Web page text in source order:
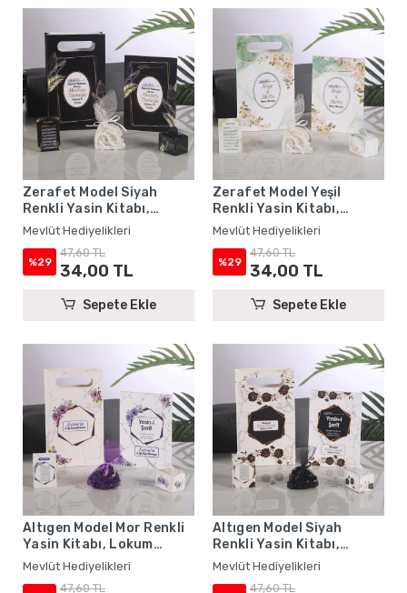
Zerafet Model Siyah
Renkli Yasin Kitabı,
Lokum Kutusu, Magnet,
Karton Çanta ve Tesbih -
Mevlüt Hediyelikleri
Mevlüt Hediyelikleri
%29
47,60 TL
34,00 TL
Sepete Ekle
Zerafet Model Yeşil
Renkli Yasin Kitabı,
Lokum Kutusu, Magnet,
Karton Çanta ve Tesbih -
Mevlüt Hediyelikleri
Mevlüt Hediyelikleri
%29
47,60 TL
34,00 TL
Sepete Ekle
Altıgen Model Mor Renkli
Yasin Kitabı, Lokum
Kutusu, Magnet, Karton
Çanta ve Tesbih - Mevlüt
Mevlüt Hediyelikleri
47,60 TL
Altıgen Model Siyah
Renkli Yasin Kitabı,
Lokum Kutusu, Magnet,
Karton Çanta ve Tesbih -
Mevlüt Hediyelikleri
47,60 TL